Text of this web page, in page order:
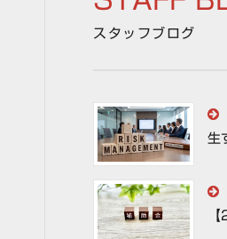
スタッフブログ
生